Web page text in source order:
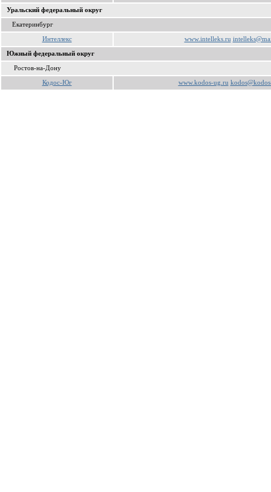
Уральский федеральный округ
Екатеринбург
Интеллекс www.intelleks.ru
Южный федеральный округ
Ростов-на-Дону
Кодос-Юг www.kodos-ug.ru